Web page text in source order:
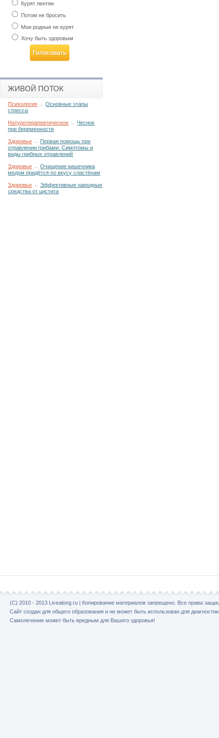
Курят лентяи
Потом не бросить
Мои родные не курят
Хочу быть здоровым
ЖИВОЙ ПОТОК
Психология →Основные этапы
стресса
Натуротерапевтическое →Чеснок
при беременности
Здоровье → Первая помощь при
отравлении грибами. Симптомы и
виды грибных отравлений
Здоровье →Очищение кишечника
медом придётся по вкусу сластёнам
Здоровье →Эффективные народные
средства от цистита
(C) 2010 - 2013 Livealong.ru | Копирование материалов запрещено. Все права
Сайт создан для общего образования и не может быть использован для
Самолечение может быть вредным для Вашего здоровья!